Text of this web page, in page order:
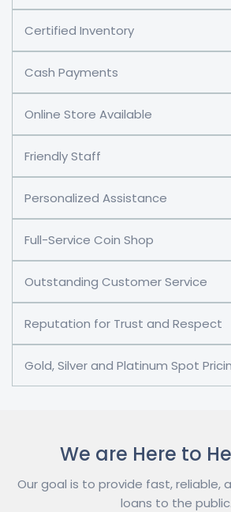
Certified Inventory
Cash Payments
Online Store Available
Friendly Staff
Personalized Assistance
Full-Service Coin Shop
Outstanding Customer Service
Reputation for Trust and Respect
Gold, Silver and Platinum Spot
We are Here to
Our goal is to provide fast, reliable,
loans to the public.